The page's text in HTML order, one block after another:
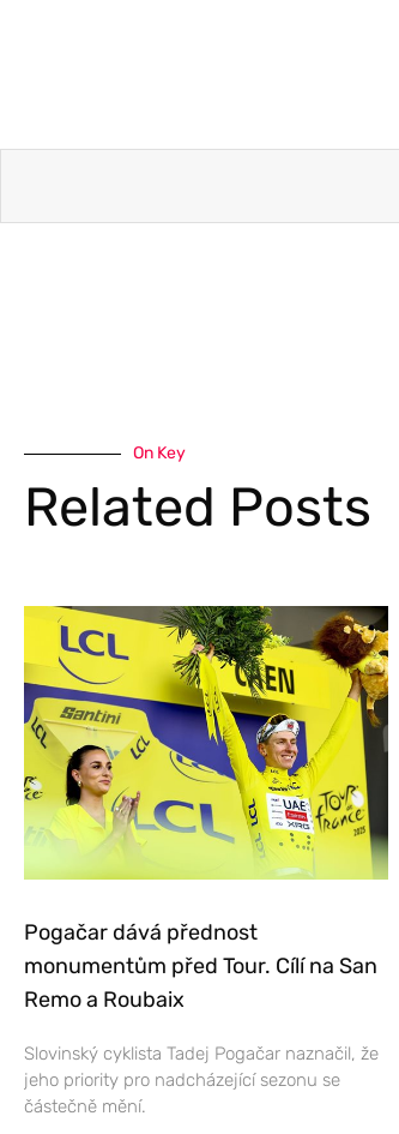
On Key
Related Posts
Pogačar dává přednost
monumentům před Tour. Cílí na San
Remo a Roubaix
Slovinský cyklista Tadej Pogačar naznačil, že
jeho priority pro nadcházející sezonu se
částečně mění.